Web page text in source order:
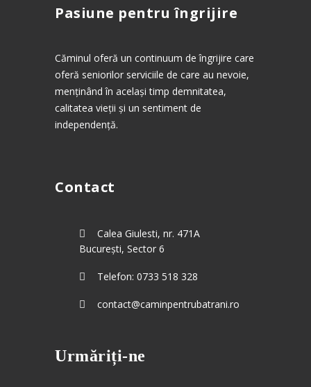
Pasiune pentru îngrijire
Căminul oferă un continuum de îngrijire care
oferă seniorilor serviciile de care au nevoie,
menținând în același timp demnitatea,
calitatea vieții și un sentiment de
independență.
Contact
Calea Giulesti, nr. 471A
București, Sector 6
Telefon: 0733 518 328
contact@caminpentrubatrani.ro
Urmăriți-ne